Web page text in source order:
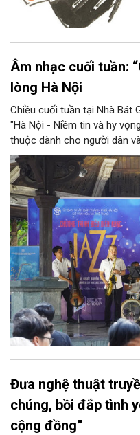
Âm nhạc cuối tuần:
lòng Hà Nội
Chiều cuối tuần tại Nhà Bát
"Hà Nội - Niềm tin và hy
thuộc dành cho người dân
điệu jazz kinh điển của thế
diễn của NSƯT Quyền Văn
Club, mở ra một không gian
trung tâm Thủ đô.
Đưa nghệ thuật
chúng, bồi đắp tình
cộng đồng”